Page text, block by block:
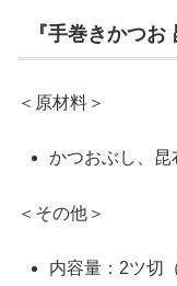
『手巻きかつ
＜原材料＞
かつおぶし、昆
＜その他＞
内容量：2ツ切